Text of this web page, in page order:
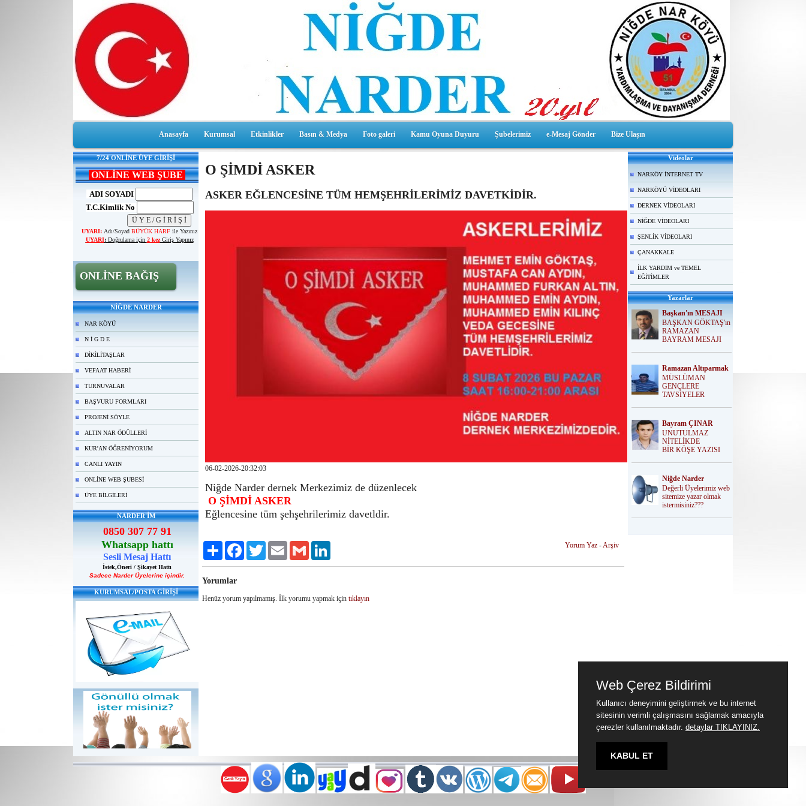
Anasayfa Kurumsal Etkinlikler Basın & Medya Foto galeri Kamu Oyuna Duyuru Şubelerimiz e-Mesaj Gönder Bize Ulaşın
7/24 ONLİNE ÜYE GİRİŞİ
ONLİNE WEB ŞUBE
ADI SOYADI
T.C.Kimlik No
UYARI: Adı/Soyad BÜYÜK HARF ile Yazınız
UYARI:Doğrulama için 2 kezGiriş Yapınız
ONLİNE BAĞIŞ
NİĞDE NARDER
NAR KÖYÜ
N İ G D E
DİKİLİTAŞLAR
VEFAAT HABERİ
TURNUVALAR
BAŞVURU FORMLARI
PROJENİ SÖYLE
ALTIN NAR ÖDÜLLERİ
KUR'AN ÖĞRENİYORUM
CANLI YAYIN
ONLİNE WEB ŞUBESİ
ÜYE BİLGİLERİ
NARDER'İM
0850 307 77 91
Whatsapp hattı
Sesli Mesaj Hattı
İstek,Öneri / Şikayet Hattı
Sadece Narder Üyelerine içindir.
KURUMSAL/POSTA GİRİŞİ
O ŞİMDİ ASKER
ASKER EĞLENCESİNE TÜM HEMŞEHRİLERİMİZ DAVETKİDİR.
06-02-2026-20:32:03
Niğde Narder dernek Merkezimiz de düzenlecek
O ŞİMDİ ASKER
Eğlencesine tüm şehşehrilerimiz davetldir.
Share FacebookTwitter Email Gmail Yorum Yaz -Arşiv
Yorumlar
Henüz yorum yapılmamış. İlk yorumu yapmak için tıklayın
Videolar
NARKÖY İNTERNET TV
NARKÖYÜ VİDEOLARI
DERNEK VİDEOLARI
NİĞDE VİDEOLARI
ŞENLİK VİDEOLARI
ÇANAKKALE
İLK YARDIM ve TEMEL
EĞİTİMLER
Yazarlar
Başkan'ın MESAJI
BAŞKAN GÖKTAŞ'ın
RAMAZAN
BAYRAM MESAJI
Ramazan Altıparmak
MÜSLÜMAN
GENÇLERE
TAVSİYELER
Bayram ÇINAR
UNUTULMAZ
NİTELİKDE
BİR KÖŞE YAZISI
Niğde Narder
Değerli Üyelerimiz web
sitemize yazar olmak
istermisiniz???
Web Çerez Bildirimi
Kullanıcı deneyimini geliştirmek ve bu internet
sitesinin verimli çalışmasını sağlamak amacıyla
çerezler kullanılmaktadır. detaylar TIKLAYINIZ.
KABUL ET